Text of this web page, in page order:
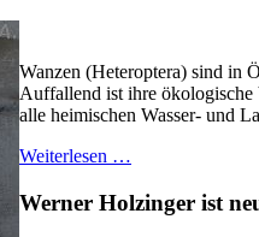
Wanzen (Heteroptera) sind in
Auffallend ist ihre ökologische
alle heimischen Wasser- und
Weiterlesen …
Werner Holzinger ist